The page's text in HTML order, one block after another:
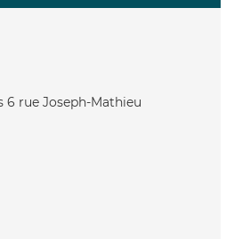
6 rue Joseph-Mathieu